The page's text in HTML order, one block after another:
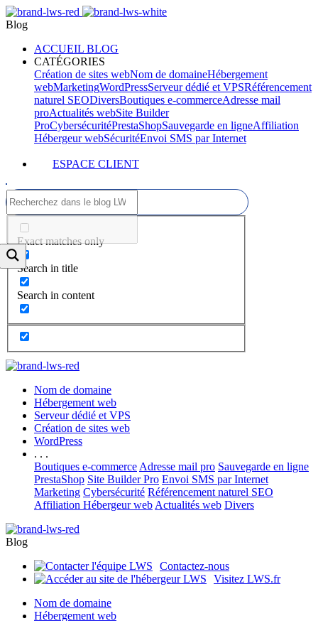
Blog
ACCUEIL BLOG
CATÉGORIES
Création de sites webNom de domaineHébergement
webMarketingWordPressServeur dédié et VPSRéférencement
naturel SEODiversBoutiques e-commerceAdresse mail
proActualités webSite Builder
ProCybersécuritéPrestaShopSauvegarde en ligneAffiliation
Hébergeur webSécuritéEnvoi SMS par Internet
ESPACE CLIENT
Exact matches only
Search in title
Search in content
Nom de domaine
Hébergement web
Serveur dédié et VPS
Création de sites web
WordPress
. . .
Boutiques e-commerce Adresse mail pro Sauvegarde en ligne
PrestaShop Site Builder Pro Envoi SMS par Internet
Marketing Cybersécurité Référencement naturel SEO
Affiliation Hébergeur web Actualités web Divers
Blog
Contactez-nous
Visitez LWS.fr
Nom de domaine
Hébergement web